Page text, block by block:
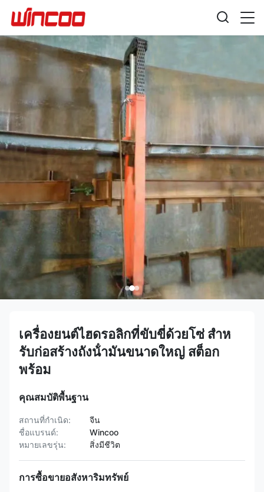
เครื่องยนต์ไฮดรอลิกที่ขับขี่ด้วยโซ่ สําห
รับก่อสร้างถังน้ํามันขนาดใหญ่ สต็อก
พร้อม
คุณสมบัติพื้นฐาน
สถานที่กำเนิด:
จีน
ชื่อแบรนด์:
Wincoo
หมายเลขรุ่น:
สิ่งมีชีวิต
การซื้อขายอสังหาริมทรัพย์